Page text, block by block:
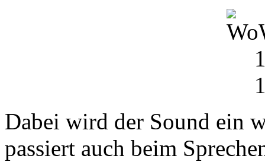
Dabei wird der Sound ein
passiert auch beim